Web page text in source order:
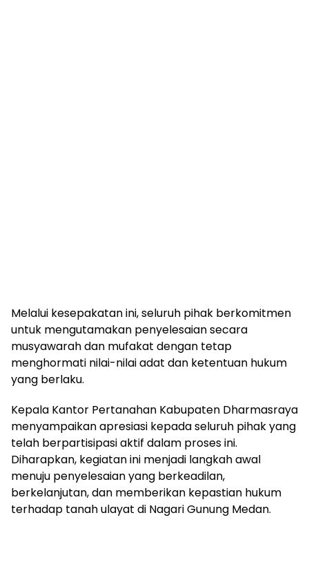
Melalui kesepakatan ini, seluruh pihak berkomitmen
untuk mengutamakan penyelesaian secara
musyawarah dan mufakat dengan tetap
menghormati nilai-nilai adat dan ketentuan hukum
yang berlaku.
Kepala Kantor Pertanahan Kabupaten Dharmasraya
menyampaikan apresiasi kepada seluruh pihak yang
telah berpartisipasi aktif dalam proses ini.
Diharapkan, kegiatan ini menjadi langkah awal
menuju penyelesaian yang berkeadilan,
berkelanjutan, dan memberikan kepastian hukum
terhadap tanah ulayat di Nagari Gunung Medan.